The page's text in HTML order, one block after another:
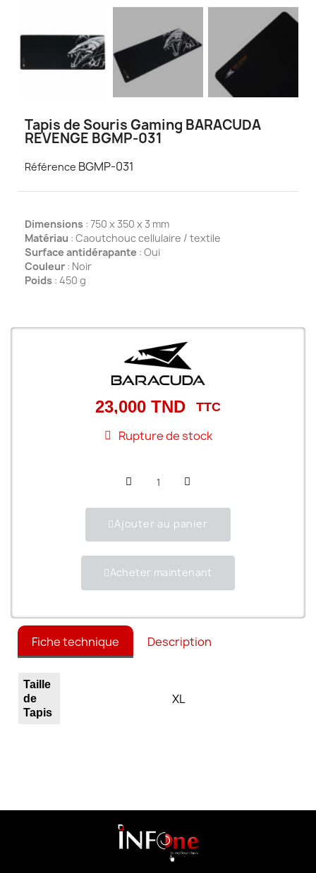
Tapis de Souris Gaming BARACUDA
REVENGE BGMP-031
Référence BGMP-031
Dimensions : 750 x 350 x 3 mm
Matériau : Caoutchouc cellulaire / textile
Surface antidérapante : Oui
Couleur : Noir
Poids : 450 g
23,000 TND TTC
Rupture de stock
Ajouter au panier
Acheter maintenant
Fiche technique Description
Taille
de
Tapis
XL